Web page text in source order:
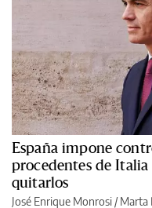
España impone
procedentes de
quitarlos
José Enrique Monrosi / Marta